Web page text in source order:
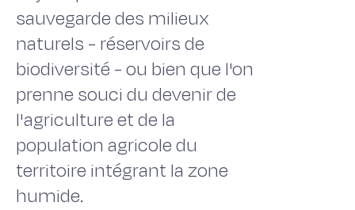
sauvegarde des milieux
naturels - réservoirs de
biodiversité - ou bien que l'on
prenne souci du devenir de
l'agriculture et de la
population agricole du
territoire intégrant la zone
humide.